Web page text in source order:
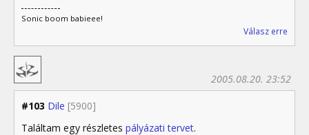
Sonic boom babieee!
Válasz erre
#103 Dile [5900]
2005.08.20. 23:52
Találtam egy részletes pályázati tervet.